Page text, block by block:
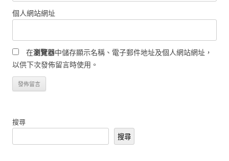
個人網站網址
在瀏覽器中儲存顯示名稱、電子郵件地址及個人網站網址，
以供下次發佈留言時使用。
搜尋
搜尋